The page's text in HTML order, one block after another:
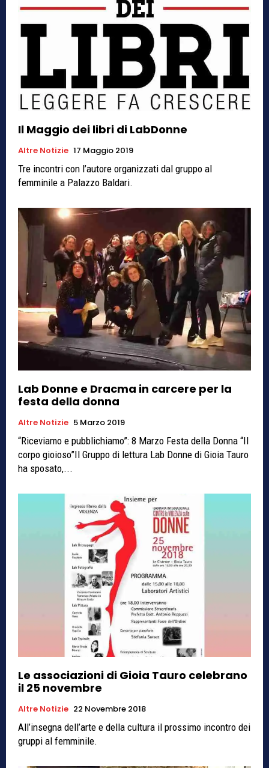
Il Maggio dei libri di LabDonne
Altre Notizie 17 Maggio 2019
Tre incontri con l’autore organizzati dal gruppo al
femminile a Palazzo Baldari.
Lab Donne e Dracma in carcere per la
festa della donna
Altre Notizie 5 Marzo 2019
“Riceviamo e pubblichiamo”: 8 Marzo Festa della Donna “Il
corpo gioioso”Il Gruppo di lettura Lab Donne di Gioia Tauro
ha sposato,...
Le associazioni di Gioia Tauro celebrano
il 25 novembre
Altre Notizie 22 Novembre 2018
All’insegna dell’arte e della cultura il prossimo incontro dei
gruppi al femminile.